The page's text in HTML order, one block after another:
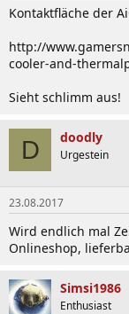
Kontaktfläche der
http://
cooler-and-
Sieht schlimm aus!
D doodly
Urgestein
23.08.2017
Wird endlich mal
Onlineshop,
Simsi1986
Enthusiast